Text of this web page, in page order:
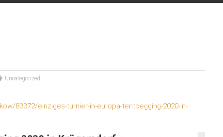
Uncategorized
83372/einziges-turnier-in-europa-tentpegging-2020-in-